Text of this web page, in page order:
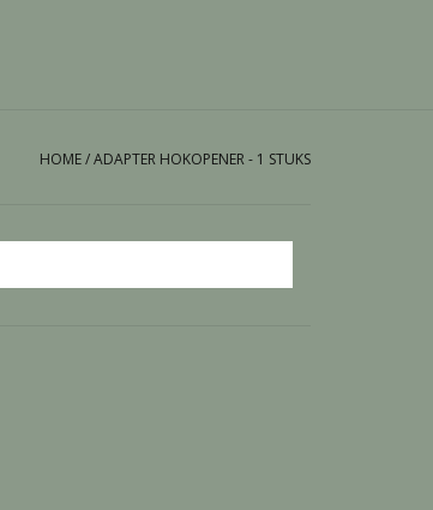
HOME/ADAPTER HOKOPENER - 1 STUKS